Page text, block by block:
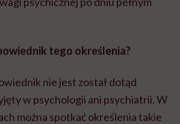
tego określenia?
nie jest został dotąd
w psychologii ani psychiatrii. W
można spotkać określenia takie